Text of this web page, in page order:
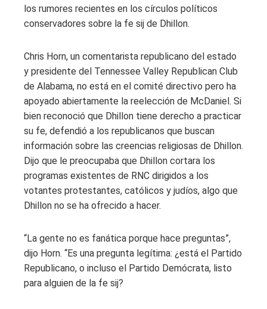
los rumores recientes en los círculos políticos
conservadores sobre la fe sij de Dhillon.
Chris Horn, un comentarista republicano del estado
y presidente del Tennessee Valley Republican Club
de Alabama, no está en el comité directivo pero ha
apoyado abiertamente la reelección de McDaniel. Si
bien reconoció que Dhillon tiene derecho a practicar
su fe, defendió a los republicanos que buscan
información sobre las creencias religiosas de Dhillon.
Dijo que le preocupaba que Dhillon cortara los
programas existentes de RNC dirigidos a los
votantes protestantes, católicos y judíos, algo que
Dhillon no se ha ofrecido a hacer.
“La gente no es fanática porque hace preguntas”,
dijo Horn. “Es una pregunta legítima: ¿está el Partido
Republicano, o incluso el Partido Demócrata, listo
para alguien de la fe sij?